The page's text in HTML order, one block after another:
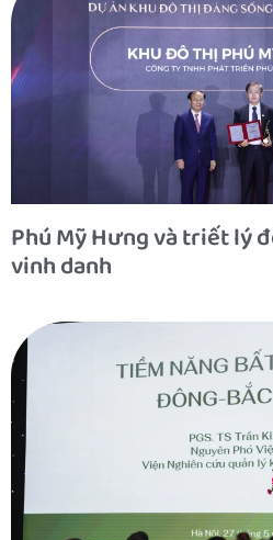
Phú Mỹ Hưng và triết lý
vinh danh